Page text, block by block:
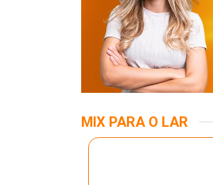
MIX PARA O LAR